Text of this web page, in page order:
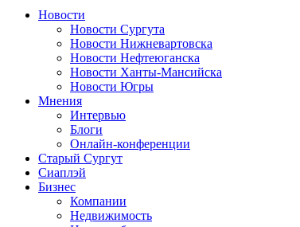
Новости
Новости Сургута
Новости Нижневартовска
Новости Нефтеюганска
Новости Ханты-Мансийска
Новости Югры
Мнения
Интервью
Блоги
Онлайн-конференции
Старый Сургут
Сиаплэй
Бизнес
Компании
Недвижимость